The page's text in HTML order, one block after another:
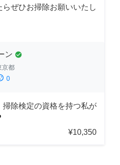
らぜひお掃除お願いいたし
ン check_circle
京都
0
掃除検定の資格を持つ私が
¥10,350